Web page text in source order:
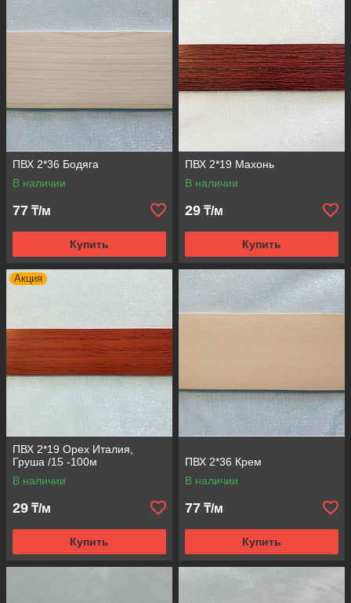
ПВХ 2*36 Бодяга
В наличии
77 ₸/м
Купить
ПВХ 2*19 Махонь
В наличии
29 ₸/м
Купить
Акция
ПВХ 2*19 Орех Италия,
Груша /15 -100м
В наличии
29 ₸/м
Купить
ПВХ 2*36 Крем
В наличии
77 ₸/м
Купить